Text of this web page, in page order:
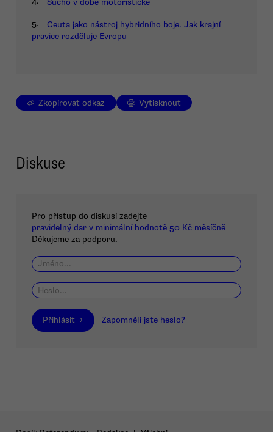
Sucho v době motoristické
5.
Ceuta jako nástroj hybridního boje. Jak krajní
pravice rozděluje Evropu
Zkopírovat odkaz Vytisknout
Diskuse
Pro přístup do diskusí zadejte
pravidelný dar v minimální hodnotě 50 Kč měsíčně
Děkujeme za podporu.
Přihlásit → Zapomněli jste heslo?